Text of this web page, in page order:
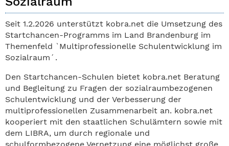
Seit 1.2.2026 unterstützt kobra.net die Umsetzung des
Startchancen-Programms im Land Brandenburg im
Themenfeld `Multiprofessionelle Schulentwicklung im
Sozialraum´.
Den Startchancen-Schulen bietet kobra.net Beratung
und Begleitung zu Fragen der sozialraumbezogenen
Schulentwicklung und der Verbesserung der
multiprofessionellen Zusammenarbeit an. kobra.net
kooperiert mit den staatlichen Schulämtern sowie mit
dem LIBRA, um durch regionale und